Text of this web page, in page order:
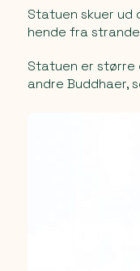
Statuen skuer ud
hende fra
Statuen er større
andre Buddhaer,